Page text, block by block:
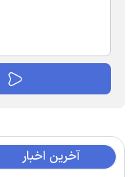
آخرین اخبار